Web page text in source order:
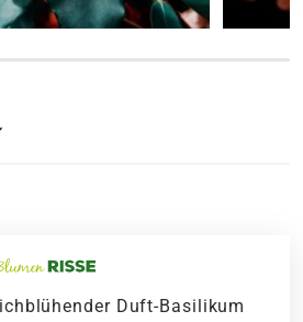
Duft-Basilikum